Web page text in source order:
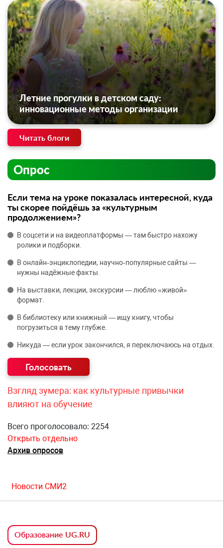
Летние прогулки в детском саду:
инновационные методы организации
Читать блоги
Опрос
Если тема на уроке показалась интересной, куда
ты скорее пойдёшь за «культурным
продолжением»?
В соцсети и на видеоплатформы — там быстро нахожу
ролики и подборки.
В онлайн‑энциклопедии, научно‑популярные сайты —
нужны надёжные факты.
На выставки, лекции, экскурсии — люблю «живой»
формат.
В библиотеку или книжный — ищу книгу, чтобы
погрузиться в тему глубже.
Никуда — если урок закончился, я переключаюсь на отдых.
Взгляд зумера: как культурные привычки
влияют на обучение
Всего проголосовало: 2254
Открыть отдельно
Архив опросов
Новости СМИ2
Образование UG.RU